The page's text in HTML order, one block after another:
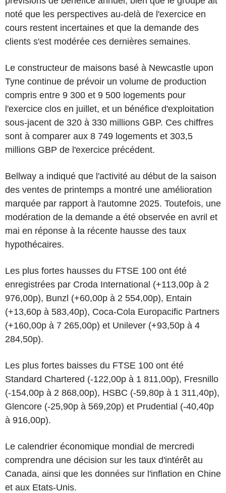
noté que les perspectives au-delà de l'exercice en
cours restent incertaines et que la demande des
clients s'est modérée ces dernières semaines.
Le constructeur de maisons basé à Newcastle upon
Tyne continue de prévoir un volume de production
compris entre 9 300 et 9 500 logements pour
l'exercice clos en juillet, et un bénéfice d'exploitation
sous-jacent de 320 à 330 millions GBP. Ces chiffres
sont à comparer aux 8 749 logements et 303,5
millions GBP de l'exercice précédent.
Bellway a indiqué que l'activité au début de la saison
des ventes de printemps a montré une amélioration
marquée par rapport à l'automne 2025. Toutefois, une
modération de la demande a été observée en avril et
mai en réponse à la récente hausse des taux
hypothécaires.
Les plus fortes hausses du FTSE 100 ont été
enregistrées par Croda International (+113,00p à 2
976,00p), Bunzl (+60,00p à 2 554,00p), Entain
(+13,60p à 583,40p), Coca-Cola Europacific Partners
(+160,00p à 7 265,00p) et Unilever (+93,50p à 4
284,50p).
Les plus fortes baisses du FTSE 100 ont été
Standard Chartered (-122,00p à 1 811,00p), Fresnillo
(-154,00p à 2 868,00p), HSBC (-59,80p à 1 311,40p),
Glencore (-25,90p à 569,20p) et Prudential (-40,40p
à 916,00p).
Le calendrier économique mondial de mercredi
comprendra une décision sur les taux d'intérêt au
Canada, ainsi que les données sur l'inflation en Chine
et aux Etats-Unis.